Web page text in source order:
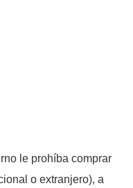
le prohíba comprar
o extranjero), a